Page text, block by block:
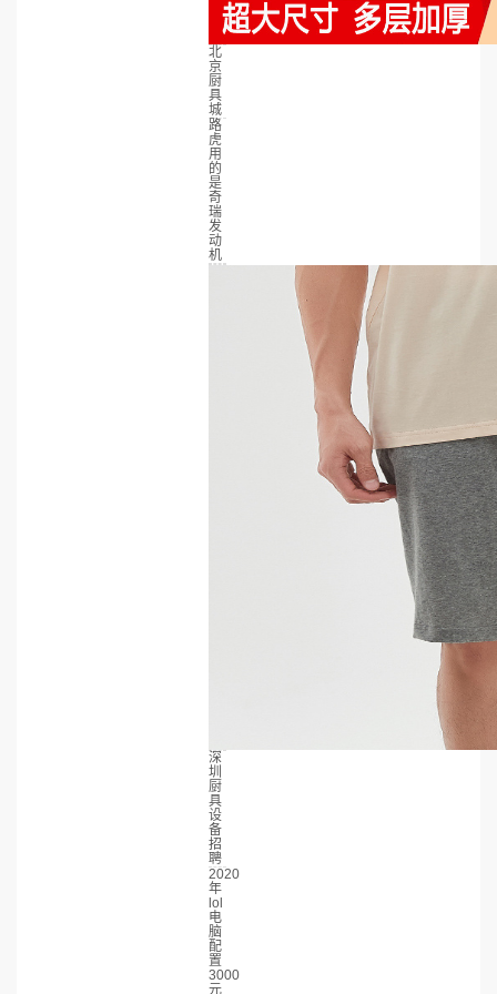
北
京
厨
具
城
路
虎
用
的
是
奇
瑞
发
动
机
深
圳
厨
具
设
备
招
聘
2020
年
lol
电
脑
配
置
3000
元